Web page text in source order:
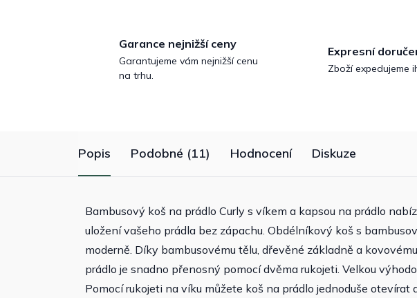
Garance nejnižší ceny
Garantujeme vám nejnižší cenu
na trhu.
Expresní
Zboží expedujeme
Popis Podobné (11) Hodnocení Diskuze
Bambusový koš na prádlo Curly s víkem a kapsou na prádlo
uložení vašeho prádla bez zápachu. Obdélníkový koš s
moderně. Díky bambusovému tělu, dřevěné základně a
prádlo je snadno přenosný pomocí dvěma rukojeti. Velkou
Pomocí rukojeti na víku můžete koš na prádlo jednoduše otevírat